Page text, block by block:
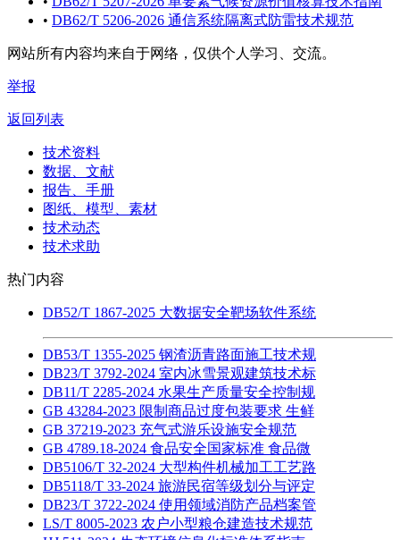
• DB62/T 5206-2026 通信系统隔离式防雷技术规范
网站所有内容均来自于网络，仅供个人学习、交流。
举报
返回列表
技术资料
数据、文献
报告、手册
图纸、模型、素材
技术动态
技术求助
热门内容
DB52/T 1867-2025 大数据安全靶场软件系统
DB53/T 1355-2025 钢渣沥青路面施工技术规
DB23/T 3792-2024 室内冰雪景观建筑技术标
DB11/T 2285-2024 水果生产质量安全控制规
GB 43284-2023 限制商品过度包装要求 生鲜
GB 37219-2023 充气式游乐设施安全规范
GB 4789.18-2024 食品安全国家标准 食品微
DB5106/T 32-2024 大型构件机械加工工艺路
DB5118/T 33-2024 旅游民宿等级划分与评定
DB23/T 3722-2024 使用领域消防产品档案管
LS/T 8005-2023 农户小型粮仓建造技术规范